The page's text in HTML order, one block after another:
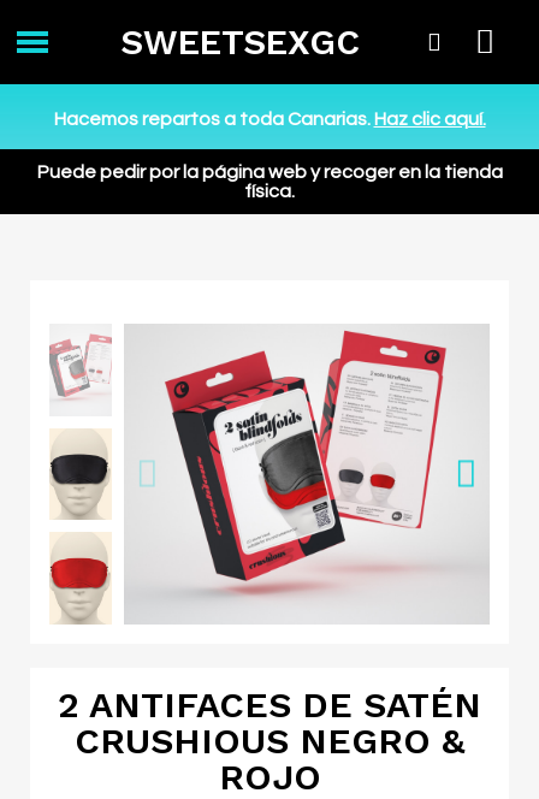
SWEETSEXGC
Hacemos repartos a toda Canarias.Haz clic aquí.
Puede pedir por la página web y recoger en la tienda
física.
2 ANTIFACES DE SATÉN
CRUSHIOUS NEGRO &
ROJO